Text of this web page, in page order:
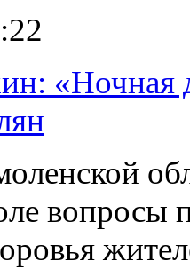
«Ночная
вопросы